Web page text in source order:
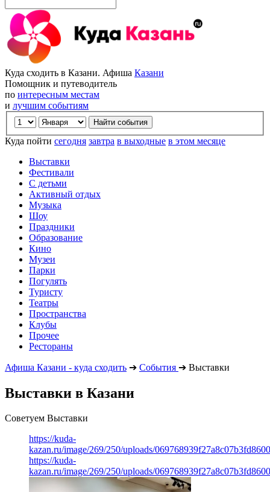
Куда сходить в Казани. Афиша Казани
Помощник и путеводитель
по интересным местам
и лучшим событиям
Куда пойти сегодня завтра в выходные в этом месяце
Выставки
Фестивали
С детьми
Активный отдых
Музыка
Шоу
Праздники
Образование
Кино
Музеи
Парки
Погулять
Туристу
Театры
Пространства
Клубы
Прочее
Рестораны
Афиша Казани - куда сходить ➔ События ➔ Выставки
Выставки в Казани
Советуем Выставки
https://kuda-
kazan.ru/image/269/250/uploads/
https://kuda-
kazan.ru/image/269/250/uploads/